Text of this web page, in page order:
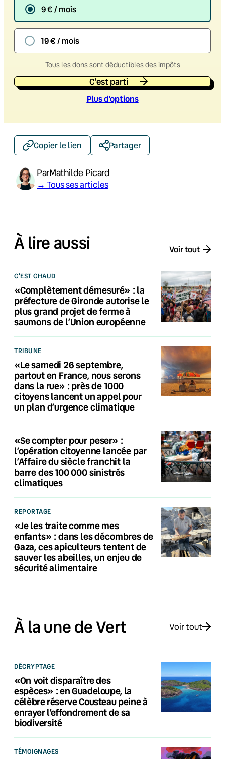
9 € / mois
19 € / mois
Tous les dons sont déductibles des impôts
C'est parti
Plus d’options
Copier le lien Partager
ParMathilde Picard
→ Tous ses articles
À lire aussi Voir tout
C'EST CHAUD
«Complètement démesuré» : la
préfecture de Gironde autorise le
plus grand projet de ferme à
saumons de l’Union européenne
TRIBUNE
«Le samedi 26 septembre,
partout en France, nous serons
dans la rue» : près de 1000
citoyens lancent un appel pour
un plan d’urgence climatique
«Se compter pour peser» :
l’opération citoyenne lancée par
l’Affaire du siècle franchit la
barre des 100 000 sinistrés
climatiques
REPORTAGE
«Je les traite comme mes
enfants» : dans les décombres de
Gaza, ces apiculteurs tentent de
sauver les abeilles, un enjeu de
sécurité alimentaire
À la une de Vert Voir tout
DÉCRYPTAGE
«On voit disparaître des
espèces» : en Guadeloupe, la
célèbre réserve Cousteau peine à
enrayer l’effondrement de sa
biodiversité
TÉMOIGNAGES